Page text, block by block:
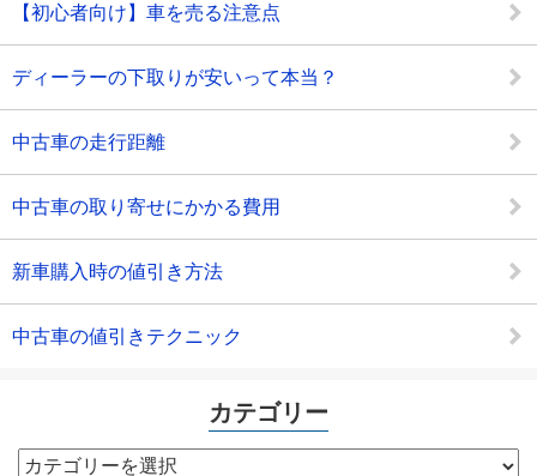
【初心者向け】車を売る注意点
ディーラーの下取りが安いって本当？
中古車の走行距離
中古車の取り寄せにかかる費用
新車購入時の値引き方法
中古車の値引きテクニック
カテゴリー
カ